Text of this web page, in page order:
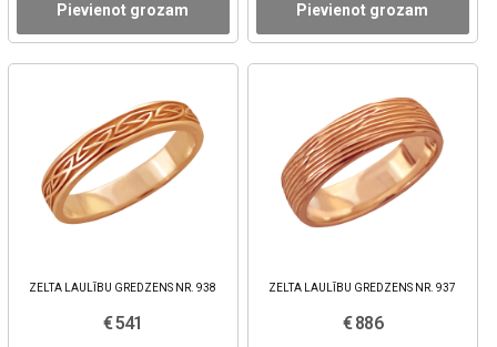
Pievienot grozam Pievienot grozam
ZELTA LAULĪBU GREDZENS NR. 938
€ 541
ZELTA LAULĪBU GREDZENS NR. 937
€ 886